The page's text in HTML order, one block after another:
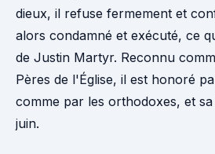
dieux, il refuse fermement et
alors condamné et exécuté, ce
de Justin Martyr. Reconnu
Pères de l'Église, il est honoré
comme par les orthodoxes, et
juin.